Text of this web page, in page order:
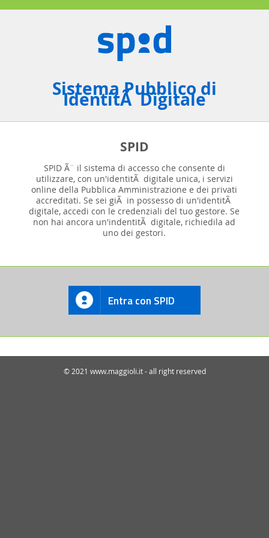
Sistema Pubblico di
IdentitÃ Digitale
SPID
SPID Ã¨ il sistema di accesso che consente di
utilizzare, con un'identitÃ digitale unica, i servizi
online della Pubblica Amministrazione e dei privati
accreditati. Se sei giÃ in possesso di un'identitÃ
digitale, accedi con le credenziali del tuo gestore. Se
non hai ancora un'indentitÃ digitale, richiedila ad
uno dei gestori.
Entra con SPID
© 2021 www.maggioli.it - all right reserved